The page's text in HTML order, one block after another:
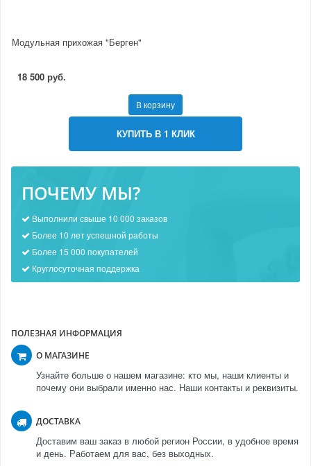
Модульная прихожая "Берген"
18 500 руб.
В корзину
КУПИТЬ В 1 КЛИК
ПОЧЕМУ МЫ?
Выполнили свыше 10 000 заказов
Более 10 лет успешной работы
Более 15 000 покупателей
Круглосуточная поддержка
ПОЛЕЗНАЯ ИНФОРМАЦИЯ
О МАГАЗИНЕ
Узнайте больше о нашем магазине: кто мы, наши клиенты и
почему они выбрали именно нас. Наши контакты и реквизиты.
ДОСТАВКА
Доставим ваш заказ в любой регион России, в удобное время
и день. Работаем для вас, без выходных.